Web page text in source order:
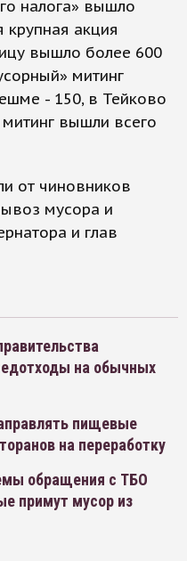
налога» вышло
крупная акция
вышло более 600
митинг
- 150, в Тейково
вышли всего
от чиновников
мусора и
и глав
на обычных
пищевые
на переработку
обращения с ТБО
примут мусор из